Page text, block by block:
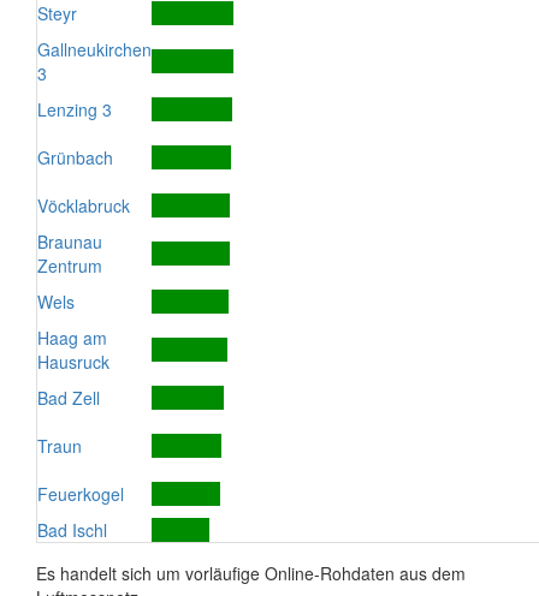
Steyr
Gallneukirchen
3
Lenzing 3
Grünbach
Vöcklabruck
Braunau
Zentrum
Wels
Haag am
Hausruck
Bad Zell
Traun
Feuerkogel
Bad Ischl
Es handelt sich um vorläufige Online-Rohdaten aus dem